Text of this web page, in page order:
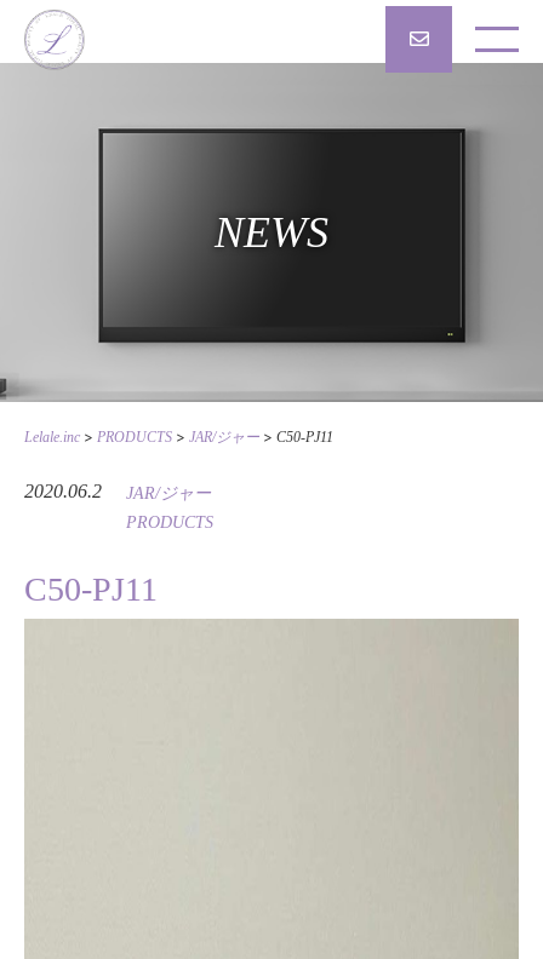
NEWS
Lelale.inc > PRODUCTS > JAR/ジャー > C50-PJ11
2020.06.2
JAR/ジャー
PRODUCTS
C50-PJ11